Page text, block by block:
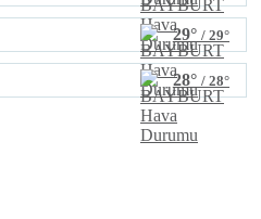
29° / 29°
28° / 28°